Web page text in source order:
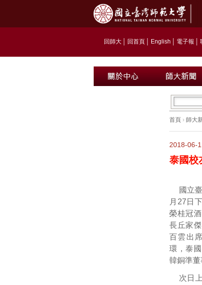
回師大 回首頁 English 電子報
首頁 › 師大
2018-06-
泰國校
國立
月27日
榮桂冠
長丘家
百雲出
環，泰
韓銅準董
次日